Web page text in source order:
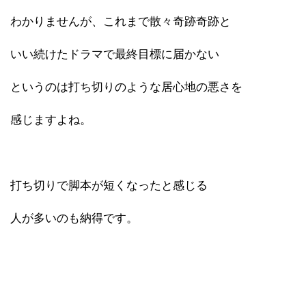
わかりませんが、これまで散々奇跡奇跡と
いい続けたドラマで最終目標に届かない
というのは打ち切りのような居心地の悪さを
感じますよね。
打ち切りで脚本が短くなったと感じる
人が多いのも納得です。